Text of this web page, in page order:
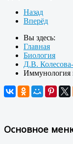
Назад
Вперёд
Вы здесь:
Главная
Биология
Д.В.
Иммунология
Основное